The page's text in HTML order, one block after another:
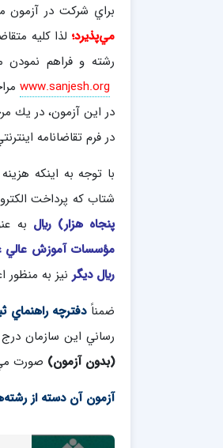
براي شركت در آزمون
مي‌پذيرد؛ لذا كليه
رشته و فراهم نمودن
www.sanjesh.org
در اين آزمون، در يك
در فرم تقاضانامه
با توجه به اينكه
شتاب كه پرداخت
پنجاه هزار) ريال به
مؤسسات آموزش عالي
ريال ديگر نيز به
ضمناًدفترچه راهنماي
رساني اين سازمان
(بدون آزمون) صورت
آزمون آن دسته از رشته‌هايي